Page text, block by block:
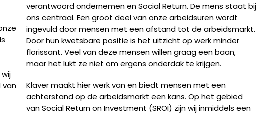
van
verantwoord ondernemen en Social Return. De mens staat bij
ons centraal. Een groot deel van onze arbeidsuren wordt
ingevuld door mensen met een afstand tot de arbeidsmarkt.
Door hun kwetsbare positie is het uitzicht op werk minder
florissant. Veel van deze mensen willen graag een baan,
maar het lukt ze niet om ergens onderdak te krijgen.
Klaver maakt hier werk van en biedt mensen met een
achterstand op de arbeidsmarkt een kans. Op het gebied
van Social Return on Investment (SROI) zijn wij inmiddels een